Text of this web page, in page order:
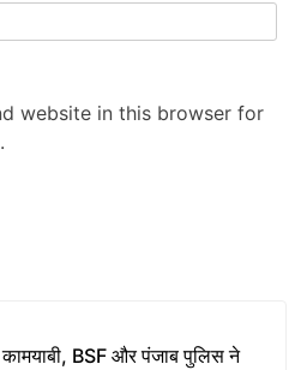
website in this browser for
BSF और पंजाब पुलिस ने